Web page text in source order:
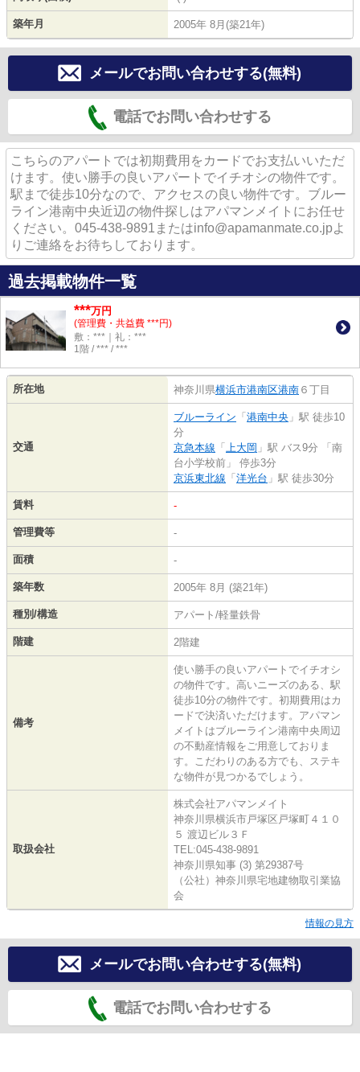
築年月 2005年 8月(築21年)
メールでお問い合わせする(無料)
電話でお問い合わせする
こちらのアパートでは初期費用をカードでお支払いいただ
けます。使い勝手の良いアパートでイチオシの物件です。
駅まで徒歩10分なので、アクセスの良い物件です。ブルー
ライン港南中央近辺の物件探しはアパマンメイトにお任せ
ください。045-438-9891またはinfo@apamanmate.co.jpよ
りご連絡をお待ちしております。
過去掲載物件一覧
***万円
(管理費・共益費 ***円)
敷：***｜礼：***
1階 / *** / ***
所在地 神奈川県横浜市港南区港南 ６丁目
交通
ブルーライン 「 港南中央 」駅 徒歩10
分
京急本線 「 上大岡 」駅 バス9分 「南
台小学校前」 停歩3分
京浜東北線 「 洋光台 」駅 徒歩30分
賃料 -
管理費等 -
面積 -
築年数 2005年 8月 (築21年)
種別/構造 アパート/軽量鉄骨
階建 2階建
備考
使い勝手の良いアパートでイチオシ
の物件です。高いニーズのある、駅
徒歩10分の物件です。初期費用はカ
ードで決済いただけます。アパマン
メイトはブルーライン港南中央周辺
の不動産情報をご用意しておりま
す。こだわりのある方でも、ステキ
な物件が見つかるでしょう。
取扱会社
株式会社アパマンメイト
神奈川県横浜市戸塚区戸塚町４１０
５ 渡辺ビル３Ｆ
TEL:045-438-9891
神奈川県知事 (3) 第29387号
（公社）神奈川県宅地建物取引業協
会
情報の見方
メールでお問い合わせする(無料)
電話でお問い合わせする